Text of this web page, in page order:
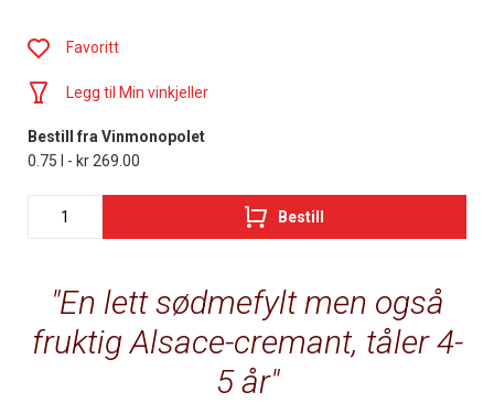
En lett sødmefylt men også
fruktig Alsace-cremant, tåler 4-
5 år
Favoritt
Legg til Min vinkjeller
Bestill fra Vinmonopolet
0.75 l - kr 269.00
Bestill